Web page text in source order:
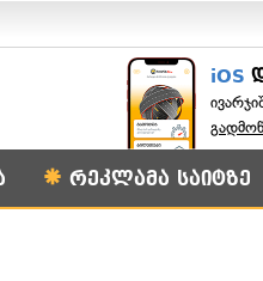
iOS
რეკლამა საიტზე